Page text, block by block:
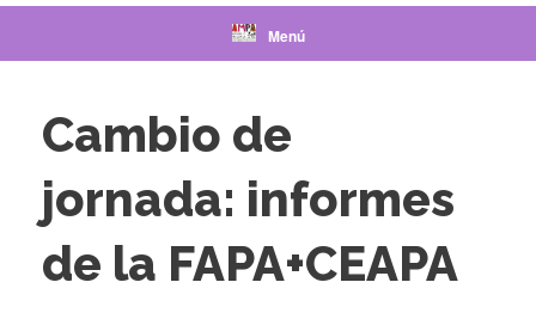
Menú
Cambio de
jornada: informes
de la FAPA+CEAPA